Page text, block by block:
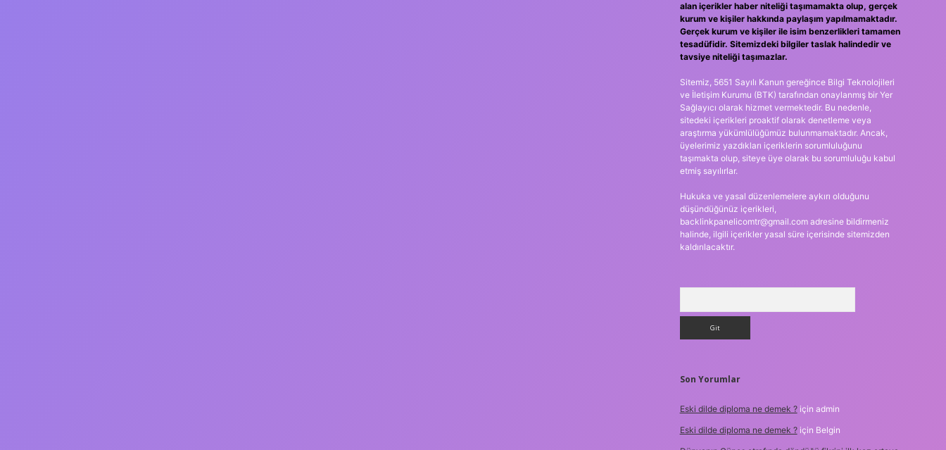
alan içerikler haber niteliği taşımamakta olup, gerçek
kurum ve kişiler hakkında paylaşım yapılmamaktadır.
Gerçek kurum ve kişiler ile isim benzerlikleri tamamen
tesadüfidir. Sitemizdeki bilgiler taslak halindedir ve
tavsiye niteliği taşımazlar.
Sitemiz, 5651 Sayılı Kanun gereğince Bilgi Teknolojileri
ve İletişim Kurumu (BTK) tarafından onaylanmış bir Yer
Sağlayıcı olarak hizmet vermektedir. Bu nedenle,
sitedeki içerikleri proaktif olarak denetleme veya
araştırma yükümlülüğümüz bulunmamaktadır. Ancak,
üyelerimiz yazdıkları içeriklerin sorumluluğunu
taşımakta olup, siteye üye olarak bu sorumluluğu kabul
etmiş sayılırlar.
Hukuka ve yasal düzenlemelere aykırı olduğunu
düşündüğünüz içerikleri,
backlinkpanelicomtr@gmail.comadresine bildirmeniz
halinde, ilgili içerikler yasal süre içerisinde sitemizden
kaldırılacaktır.
Son Yorumlar
Eski dilde diploma ne demek ?için admin
Eski dilde diploma ne demek ?için Belgin